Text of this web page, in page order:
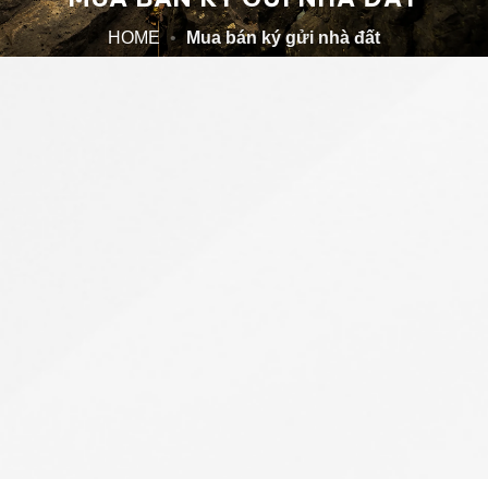
HOME • Mua bán ký gửi nhà đất